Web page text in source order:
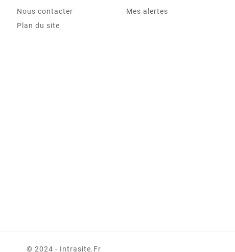
Nous contacter
Plan du site
Mes alertes
© 2024 - Intrasite.fr